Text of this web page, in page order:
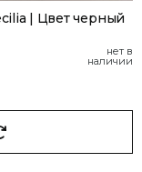
| Цвет черный
нет в
наличии